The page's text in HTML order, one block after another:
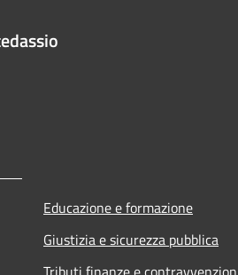
Educazione e formazione
Giustizia e sicurezza pubblica